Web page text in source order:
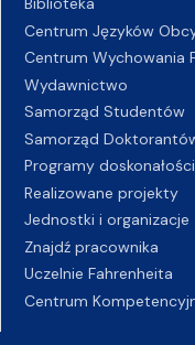
Centrum Języków
Centrum Wychowania
Wydawnictwo
Samorząd Studentów
Samorząd
Programy
Realizowane projekty
Jednostki i organizacje
Znajdź pracownika
Uczelnie Fahrenheita
Centrum